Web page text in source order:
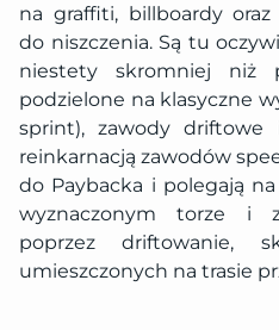
na graffiti, billboardy
do niszczenia. Są tu
niestety skromniej niż
podzielone na klasyczne
sprint), zawody driftowe
reinkarnacją zawodów
do Paybacka i polegają
wyznaczonym torze i
poprzez driftowanie,
umieszczonych na trasie